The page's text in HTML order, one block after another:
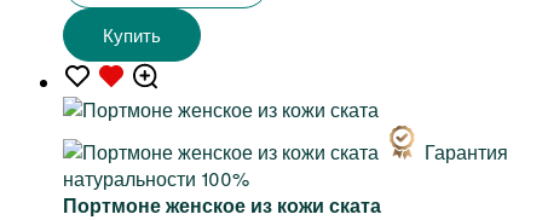
Купить
Гарантия
натуральности 100%
Портмоне женское из кожи ската